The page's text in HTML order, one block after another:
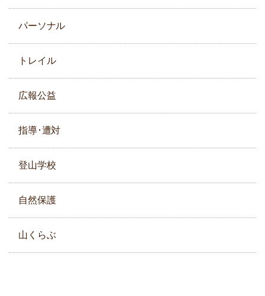
パーソナル
トレイル
広報公益
指導･遭対
登山学校
自然保護
山くらぶ